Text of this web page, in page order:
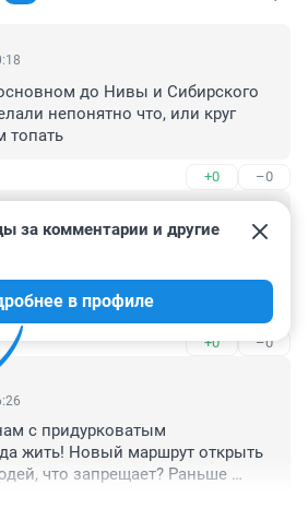
до Нивы и Сибирского
непонятно что, или круг
топать
+0 –0
десятков таксистов Яндекса
Теперь народ поедет на
аэроэкспресс запустить
бизнес в такси убить.
+0 –0
за комментарии и другие
в профиле
с придурковатым
жить! Новый маршрут открыть
что запрещает? Раньше